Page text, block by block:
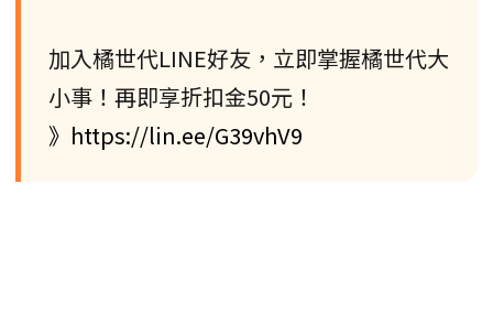
加入橘世代LINE好友，立即掌握橘世代大
小事！再即享折扣金50元！
》https://lin.ee/G39vhV9